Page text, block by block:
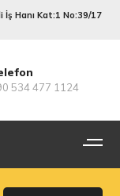
İş Hanı Kat:1 No:39/17
534 477 1124